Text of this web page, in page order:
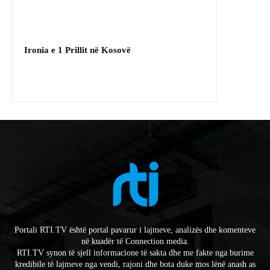
Ironia e 1 Prillit në Kosovë
Portali RTI.TV është portal pavarur i lajmeve, analizës dhe komenteve
në kuadër të Connection media.
RTI.TV synon të sjell informacione të sakta dhe me fakte nga burime
kredibile të lajmeve nga vendi, rajoni dhe bota duke mos lënë anash as